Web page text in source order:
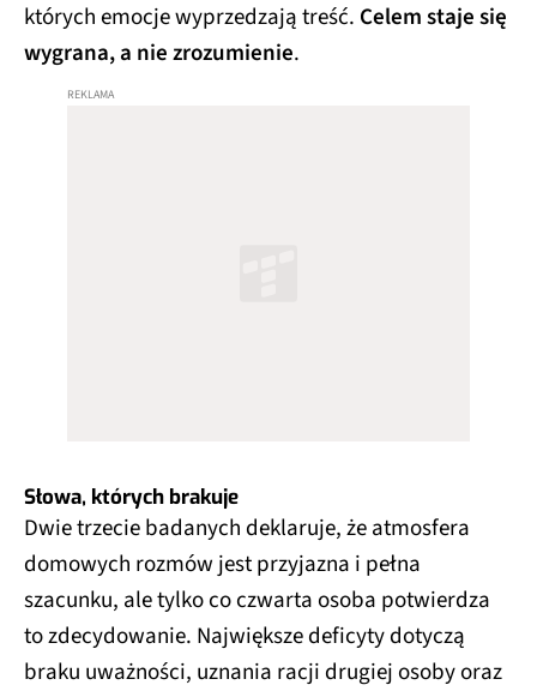
których emocje wyprzedzają treść. Celem staje się
wygrana, a nie zrozumienie.​
Słowa, których brakuje
Dwie trzecie badanych deklaruje, że atmosfera
domowych rozmów jest przyjazna i pełna
szacunku, ale tylko co czwarta osoba potwierdza
to zdecydowanie. Największe deficyty dotyczą
braku uważności, uznania racji drugiej osoby oraz